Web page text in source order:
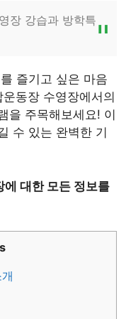
장 강습과 방학특
즐기고 싶은 마음
동장 수영장에서의
을 주목해보세요! 이
수 있는 완벽한 기
에 대한 모든 정보를